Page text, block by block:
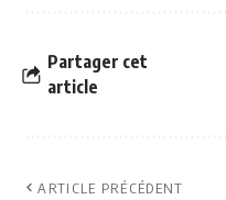
Partager cet
article
ARTICLE PRÉCÉDENT